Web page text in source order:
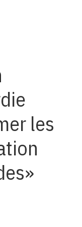
les